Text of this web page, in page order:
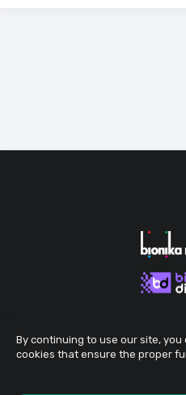
By continuing to use our site,
cookies that ensure the proper